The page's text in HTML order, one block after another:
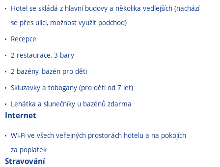
Hotel se skládá z hlavní budovy a několika vedlejších (nachází
se přes ulici, možnost využít podchod)
Recepce
2 restaurace, 3 bary
2 bazény, bazén pro děti
Skluzavky a tobogany (pro děti od 7 let)
Lehátka a slunečníky u bazénů zdarma
Internet
Wi-Fi ve všech veřejných prostorách hotelu a na pokojích
za poplatek
Stravování